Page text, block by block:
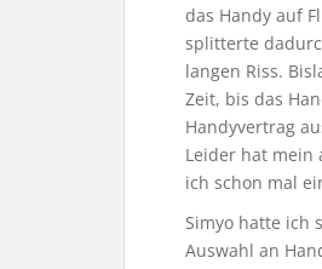
das Handy auf
splitterte
langen Riss.
Zeit, bis das
Handyvertrag
Leider hat mein
ich schon mal
Simyo hatte ich
Auswahl an